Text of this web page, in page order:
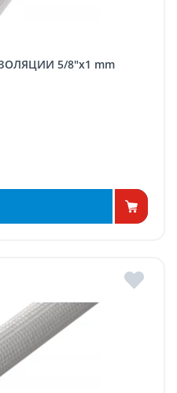
5/8"x1 mm